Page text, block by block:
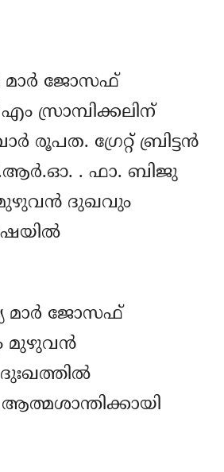
മാർ ജോസഫ്
സ്രാമ്പിക്കലിന്
രൂപത. ഗ്രേറ്റ് ബ്രിട്ടൻ
. ഫാ. ബിജു
മുഴുവൻ ദുഖവും
മാർ ജോസഫ്
മുഴുവൻ